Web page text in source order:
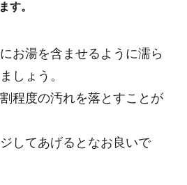
す。
お湯を含ませるように濡ら
しょう。
程度の汚れを落とすことが
してあげるとなお良いで